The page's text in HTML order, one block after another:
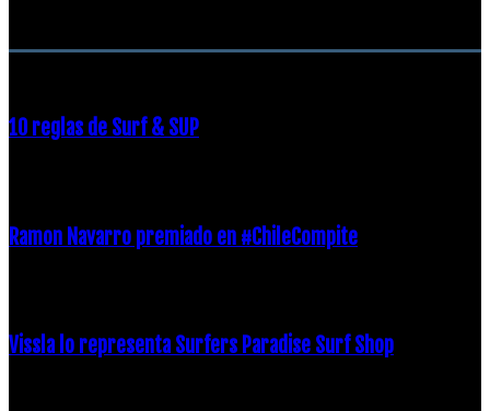
10 reglas de Surf & SUP
Ramon Navarro premiado en #ChileCompite
Vissla lo representa Surfers Paradise Surf Shop